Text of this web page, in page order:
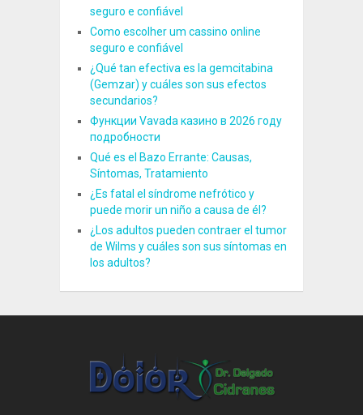
seguro e confiável
Como escolher um cassino online
seguro e confiável
¿Qué tan efectiva es la gemcitabina
(Gemzar) y cuáles son sus efectos
secundarios?
Функции Vavada казино в 2026 году
подробности
Qué es el Bazo Errante: Causas,
Síntomas, Tratamiento
¿Es fatal el síndrome nefrótico y
puede morir un niño a causa de él?
¿Los adultos pueden contraer el tumor
de Wilms y cuáles son sus síntomas en
los adultos?